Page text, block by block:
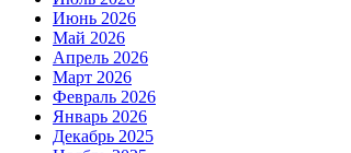
Июнь 2026
Май 2026
Апрель 2026
Март 2026
Февраль 2026
Январь 2026
Декабрь 2025